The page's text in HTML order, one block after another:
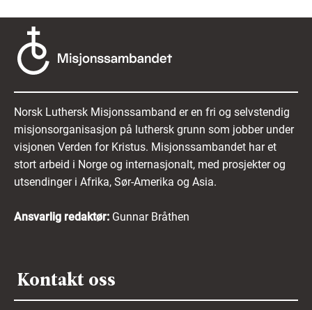
Norsk Luthersk Misjonssamband er en fri og selvstendig
misjonsorganisasjon på luthersk grunn som jobber under
visjonen Verden for Kristus. Misjonssambandet har et
stort arbeid i Norge og internasjonalt, med prosjekter og
utsendinger i Afrika, Sør-Amerika og Asia.
Ansvarlig redaktør: Gunnar Bråthen
Kontakt oss